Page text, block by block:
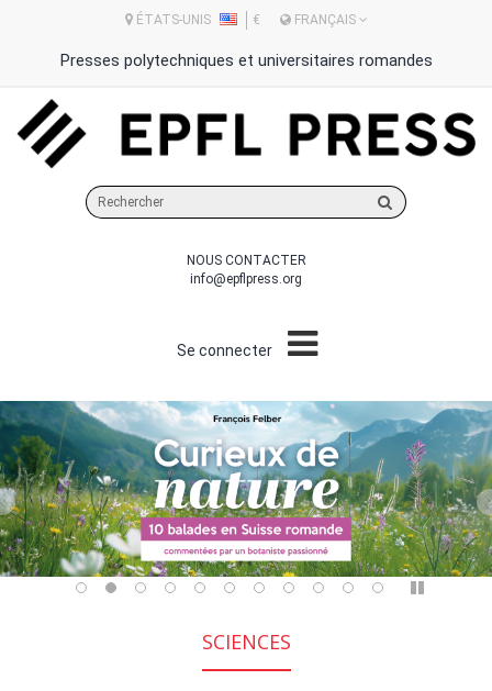
ÉTATS-UNIS € FRANÇAIS
Presses polytechniques et universitaires romandes
sur
site
NOUS CONTACTER
info@epflpress.org
Se connecter
Précédent
SCIENCES